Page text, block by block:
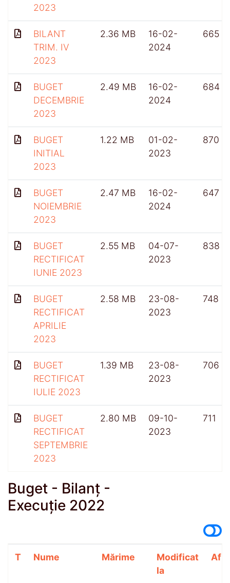
2023
BILANT
TRIM. IV
2023
2.36 MB
16-02-
2024
665
BUGET
DECEMBRIE
2023
2.49 MB
16-02-
2024
684
BUGET
INITIAL
2023
1.22 MB
01-02-
2023
870
BUGET
NOIEMBRIE
2023
2.47 MB
16-02-
2024
647
BUGET
RECTIFICAT
IUNIE 2023
2.55 MB
04-07-
2023
838
BUGET
RECTIFICAT
APRILIE
2023
2.58 MB
23-08-
2023
748
BUGET
RECTIFICAT
IULIE 2023
1.39 MB
23-08-
2023
706
BUGET
RECTIFICAT
SEPTEMBRIE
2023
2.80 MB
09-10-
2023
711
Buget - Bilanț -
Execuție 2022
T Nume Mărime
Modificat
la